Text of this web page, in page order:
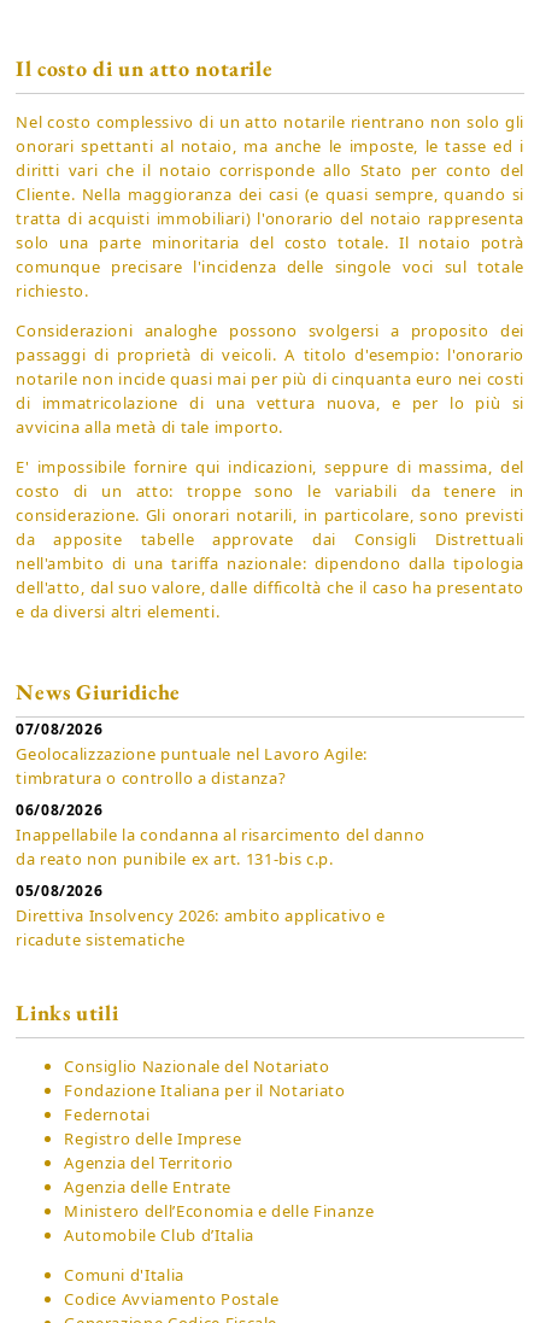
Il costo di un atto notarile
Nel costo complessivo di un atto notarile rientrano non solo gli
onorari spettanti al notaio, ma anche le imposte, le tasse ed i
diritti vari che il notaio corrisponde allo Stato per conto del
Cliente. Nella maggioranza dei casi (e quasi sempre, quando si
tratta di acquisti immobiliari) l'onorario del notaio rappresenta
solo una parte minoritaria del costo totale. Il notaio potrà
comunque precisare l'incidenza delle singole voci sul totale
richiesto.
Considerazioni analoghe possono svolgersi a proposito dei
passaggi di proprietà di veicoli. A titolo d'esempio: l'onorario
notarile non incide quasi mai per più di cinquanta euro nei costi
di immatricolazione di una vettura nuova, e per lo più si
avvicina alla metà di tale importo.
E' impossibile fornire qui indicazioni, seppure di massima, del
costo di un atto: troppe sono le variabili da tenere in
considerazione. Gli onorari notarili, in particolare, sono previsti
da apposite tabelle approvate dai Consigli Distrettuali
nell'ambito di una tariffa nazionale: dipendono dalla tipologia
dell'atto, dal suo valore, dalle difficoltà che il caso ha presentato
e da diversi altri elementi.
News Giuridiche
07/08/2026
Geolocalizzazione puntuale nel Lavoro Agile:
timbratura o controllo a distanza?
06/08/2026
Inappellabile la condanna al risarcimento del danno
da reato non punibile ex art. 131-bis c.p.
05/08/2026
Direttiva Insolvency 2026: ambito applicativo e
ricadute sistematiche
Links utili
Consiglio Nazionale del Notariato
Fondazione Italiana per il Notariato
Federnotai
Registro delle Imprese
Agenzia del Territorio
Agenzia delle Entrate
Ministero dell’Economia e delle Finanze
Automobile Club d’Italia
Comuni d'Italia
Codice Avviamento Postale